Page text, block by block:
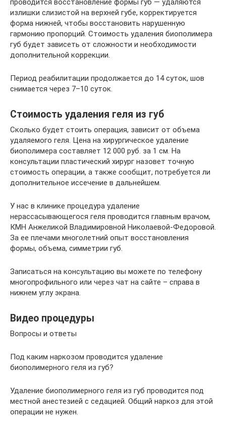
проводится восстановление формы губ — удаляются
излишки слизистой на верхней губе, корректируется
форма нижней, чтобы восстановить нарушенную
гармонию пропорций. Стоимость удаления биополимера
губ будет зависеть от сложности и необходимости
дополнительной коррекции.
Период реабилитации продолжается до 14 суток, шов
снимается через 7–10 суток.
Стоимость удаления геля из губ
Сколько будет стоить операция, зависит от объема
удаляемого геля. Цена на хирургическое удаление
биополимера составляет 12 000 руб. за 1 см. На
консультации пластический хирург назовет точную
стоимость операции, а также сообщит, потребуется ли
дополнительное иссечение в дальнейшем.
У нас в клинике процедура удаление
нерассасывающегося геля проводится главным врачом,
КМН Анжеликой Владимировной Николаевой-Федоровой.
За ее плечами многолетний опыт восстановления
формы, объема, симметрии губ.
Записаться на консультацию вы можете по телефону
многопрофильного или через чат на сайте – справа в
нижнем углу экрана.
Видео процедуры
Вопросы и ответы
Под каким наркозом проводится удаление
биополимерного геля из губ?
Удаление биополимерного геля из губ проводится под
местной анестезией с седацией. Общий наркоз для этой
операции не нужен.